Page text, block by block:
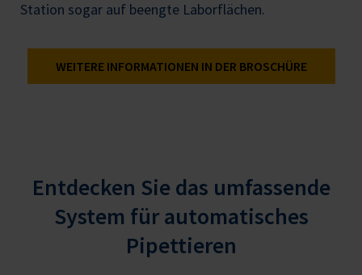
Station sogar auf beengte Laborflächen.
WEITERE INFORMATIONEN IN DER BROSCHÜRE
Entdecken Sie das umfassende
System für automatisches
Pipettieren